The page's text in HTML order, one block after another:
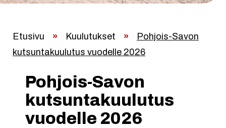
Etusivu » Kuulutukset »
Pohjois-Savon
kutsuntakuulutus vuodelle 2026
Pohjois-Savon
kutsuntakuulutus
vuodelle 2026